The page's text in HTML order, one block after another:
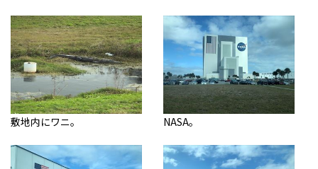
敷地内にワニ。 NASA。